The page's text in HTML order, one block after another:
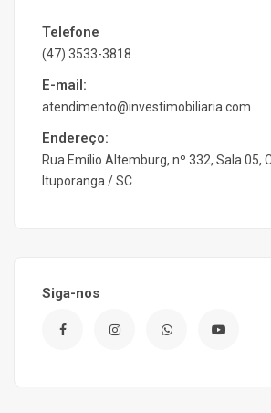
Telefone
(47) 3533-3818
E-mail:
atendimento@investimobiliaria.com
Endereço:
Rua Emílio Altemburg, nº 332, Sala 05,
Ituporanga / SC
Siga-nos